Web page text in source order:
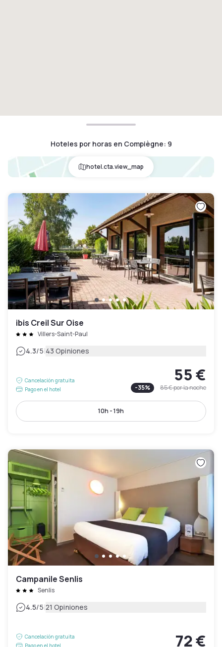
Hoteles por horas en Compiègne: 9
hotel.cta.view_map
ibis Creil Sur Oise
Villers-Saint-Paul
4.3/5|43 Opiniones
Cancelación gratuita
Pago en el hotel
55 €
-35% 85 €por la noche
10h - 19h
Campanile Senlis
Senlis
4.5/5|21 Opiniones
Cancelación gratuita
Pago en el hotel
72 €